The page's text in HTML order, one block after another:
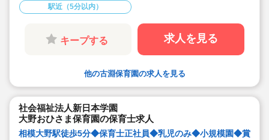
◆年間休日120日以上！残業も少ないためプライ
ベートと両立してご勤務いただけます。
◆園内研修・法人研修・外部研修など様々な研修
制度が充実しておりますので、未経験者・ブラン
クのある方も安心して働くことができます。
◆育児休暇取得実績もございますので、ライフイ
駅近（5分以内）
キープする 求人を見る
他の古淵保育園の求人を見る
社会福祉法人新日本学園
大野おひさま保育園の保育士求人
相模大野駅徒歩5分◆保育士正社員◆乳児のみ◆小規模園◆賞